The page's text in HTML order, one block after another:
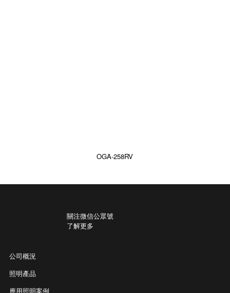
OGA-258RV
關注微信公眾號
了解更多
公司概況
照明產品
應用照明案例